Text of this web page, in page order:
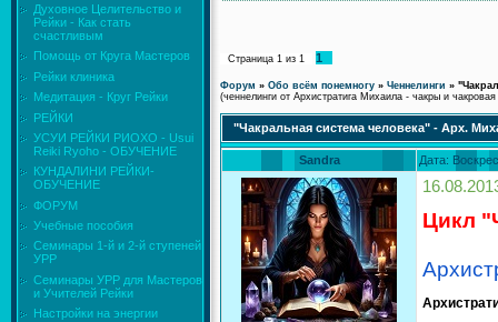
Духовное Целительство и
Рейки - Как стать
счастливым
Помощь от Круга Мастеров
Рейки клиника
Медитация - Круг Рейки
РЕЙКИ
УСУИ РЕЙКИ РИОХО - Usui
Reiki Ryoho - ОБУЧЕНИЕ
КУНДАЛИНИ РЕЙКИ-
ОБУЧЕНИЕ
ФОРУМ
Учебные пособия
Семинары 1-й и 2-й ступеней
УРР
Семинары УРР для Мастеров
и Учителей Рейки
Настройки на энергии
Страница 1 из 1 1
Форум » Обо всём понемногу » Ченнелинги »
(ченнелинги от Архистратига Михаила - чакры и чакровая
"Чакральная система человека" - Арх.
Sandra Дата:
Цикл